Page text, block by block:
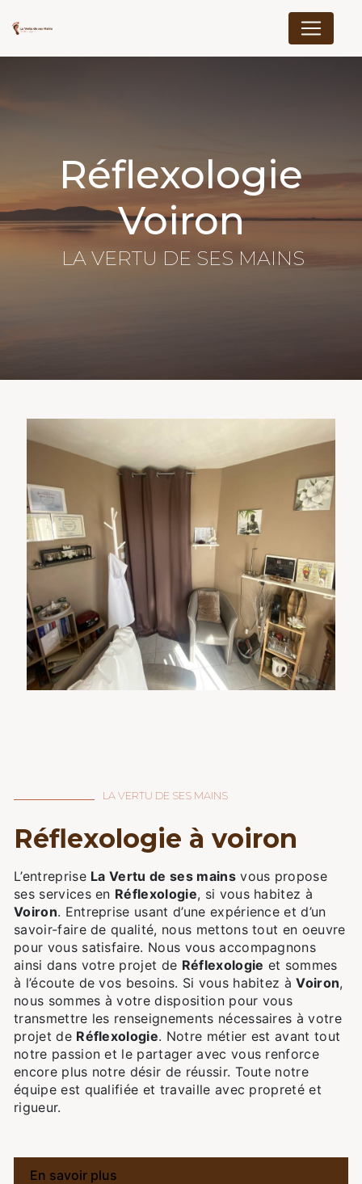
Réflexologie
Voiron
LA VERTU DE SES MAINS
LA VERTU DE SES MAINS
réflexologie à voiron
L’entreprise La Vertu de ses mainsvous propose
ses services en Réflexologie, si vous habitez à
Voiron. Entreprise usant d’une expérience et d’un
savoir-faire de qualité, nous mettons tout en oeuvre
pour vous satisfaire. Nous vous accompagnons
ainsi dans votre projet de Réflexologie et sommes
à l’écoute de vos besoins. Si vous habitez àVoiron,
nous sommes à votre disposition pour vous
transmettre les renseignements nécessaires à votre
projet de Réflexologie. Notre métier est avant tout
notre passion et le partager avec vous renforce
encore plus notre désir de réussir. Toute notre
équipe est qualifiée et travaille avec propreté et
rigueur.
En savoir plus